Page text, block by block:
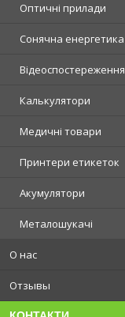
Оптичні прилади
Сонячна енергетика
Відеоспостереження
Калькулятори
Медичні товари
Принтери етикеток
Акумулятори
Металошукачі
О нас
Отзывы